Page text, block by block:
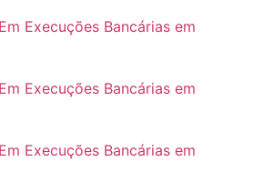
Execuções Bancárias em
Execuções Bancárias em
Execuções Bancárias em